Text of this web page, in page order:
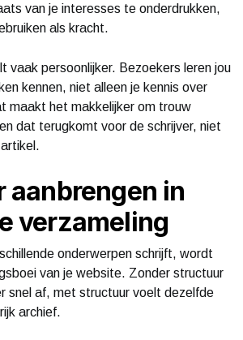
van je interesses te onderdrukken,
als kracht.
vaak persoonlijker. Bezoekers leren jou
kennen, niet alleen je kennis over
maakt het makkelijker om trouw
dat terugkomt voor de schrijver, niet
in
verzameling
onderwerpen schrijft, wordt
van je website. Zonder structuur
snel af, met structuur voelt dezelfde
archief.